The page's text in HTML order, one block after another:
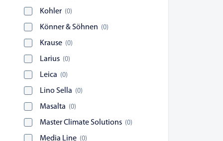
Kohler (0)
Könner & Söhnen (0)
Krause (0)
Larius (0)
Leica (0)
Lino Sella (0)
Masalta (0)
Master Climate Solutions (0)
Media Line (0)